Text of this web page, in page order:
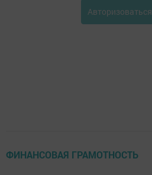
Авторизоваться
ФИНАНСОВАЯ ГРАМОТНОСТЬ